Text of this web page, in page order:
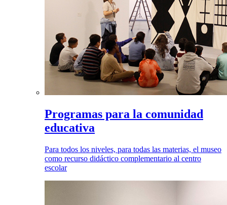
Programas para la comunidad
educativa
Para todos los niveles, para todas las materias, el museo
como recurso didáctico complementario al centro
escolar